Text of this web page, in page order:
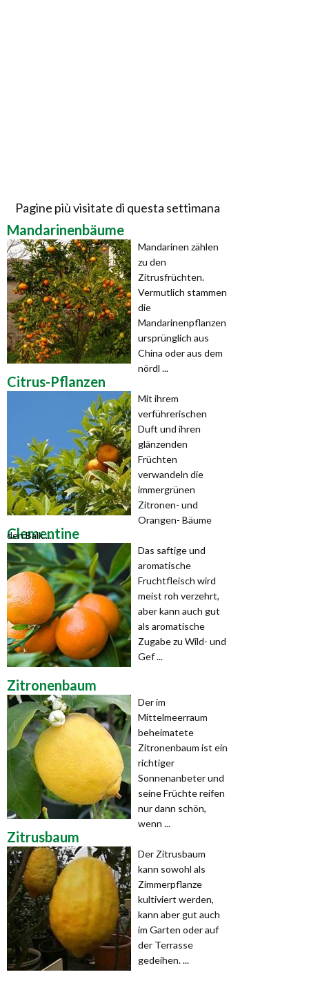
Pagine più visitate di questa settimana
Mandarinenbäume
Mandarinen zählen
zu den
Zitrusfrüchten.
Vermutlich stammen
die
Mandarinenpflanzen
ursprünglich aus
China oder aus dem
nördl ...
Citrus-Pflanzen
Mit ihrem
verführerischen
Duft und ihren
glänzenden
Früchten
verwandeln die
immergrünen
Zitronen- und
Orangen- Bäume
den Balk ...
Clementine
Das saftige und
aromatische
Fruchtfleisch wird
meist roh verzehrt,
aber kann auch gut
als aromatische
Zugabe zu Wild- und
Gef ...
Zitronenbaum
Der im
Mittelmeerraum
beheimatete
Zitronenbaum ist ein
richtiger
Sonnenanbeter und
seine Früchte reifen
nur dann schön,
wenn ...
Zitrusbaum
Der Zitrusbaum
kann sowohl als
Zimmerpflanze
kultiviert werden,
kann aber gut auch
im Garten oder auf
der Terrasse
gedeihen. ...